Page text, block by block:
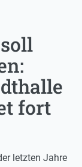
fort
letzten Jahre